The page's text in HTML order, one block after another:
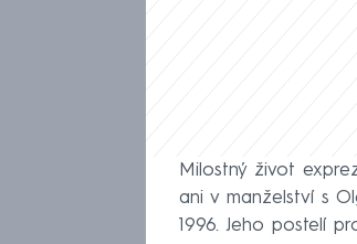
Milostný život
ani v manželství s
1996. Jeho postelí